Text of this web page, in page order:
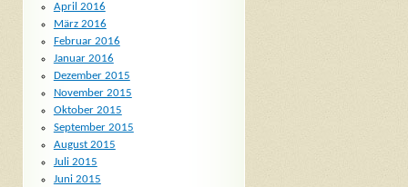
April 2016
März 2016
Februar 2016
Januar 2016
Dezember 2015
November 2015
Oktober 2015
September 2015
August 2015
Juli 2015
Juni 2015